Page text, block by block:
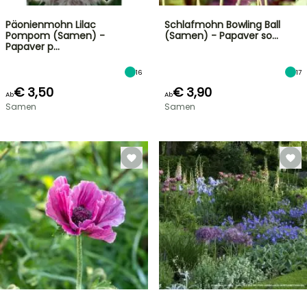
Päonienmohn Lilac
Pompom (Samen) -
Papaver p…
16
Ab€ 3,50
Samen
Schlafmohn Bowling Ball
(Samen) - Papaver so…
17
Ab€ 3,90
Samen